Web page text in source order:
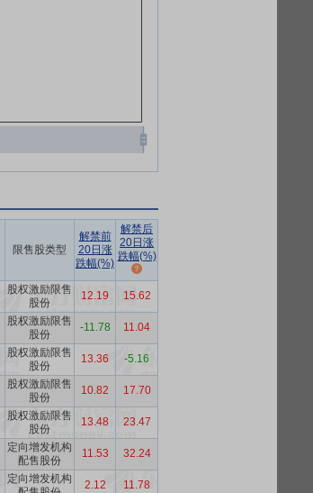
限售股类型
解禁前
20日涨
跌幅(%)
解禁后
20日涨
跌幅(%)
股权激励限售
股份
12.19 15.62
股权激励限售
股份
-11.78 11.04
股权激励限售
股份
13.36 -5.16
股权激励限售
股份
10.82 17.70
股权激励限售
股份
13.48 23.47
定向增发机构
配售股份
11.53 32.24
定向增发机构
2.12 11.78